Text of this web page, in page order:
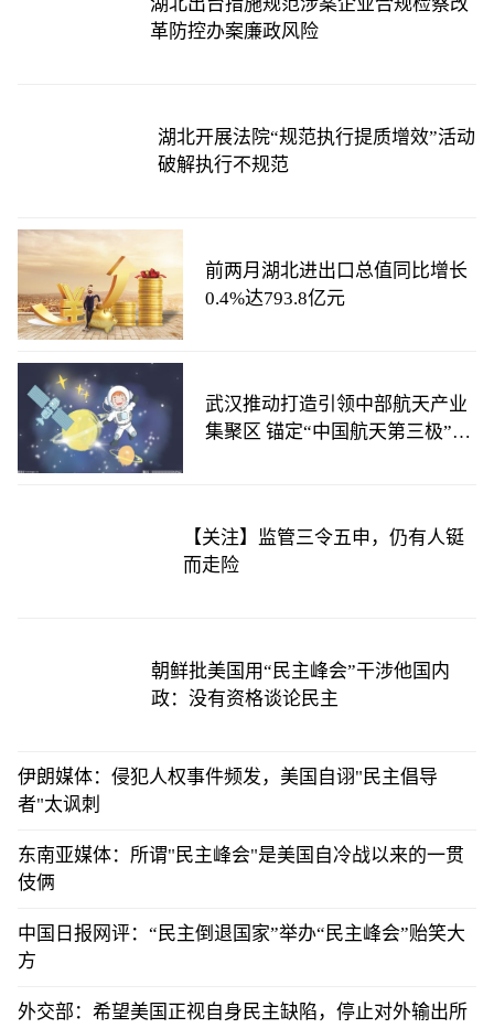
革防控办案廉政风险
湖北开展法院“规范执行提质增效”活动
破解执行不规范
前两月湖北进出口总值同比增长
0.4%达793.8亿元
武汉推动打造引领中部航天产业
集聚区 锚定“中国航天第三极”目
【关注】监管三令五申，仍有人铤
而走险
朝鲜批美国用“民主峰会”干涉他国内
政：没有资格谈论民主
伊朗媒体：侵犯人权事件频发，美国自诩"民主倡导
者"太讽刺
东南亚媒体：所谓"民主峰会"是美国自冷战以来的一贯
伎俩
中国日报网评：“民主倒退国家”举办“民主峰会”贻笑大
方
外交部：希望美国正视自身民主缺陷，停止对外输出所